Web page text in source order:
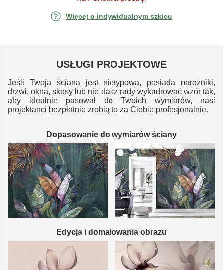
Więcej o indywidualnym szkicu
USŁUGI PROJEKTOWE
Jeśli Twoja ściana jest nietypowa, posiada narożniki,
drzwi, okna, skosy lub nie dasz rady wykadrować wzór tak,
aby idealnie pasował do Twoich wymiarów, nasi
projektanci bezpłatnie zrobią to za Ciebie profesjonalnie.
Dopasowanie do wymiarów ściany
Edycja i domalowania obrazu